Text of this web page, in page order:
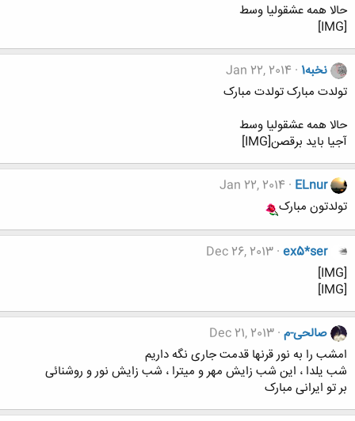
حالا همه عشقولیا وسط
[IMG]
نخبه1
Jan 22, 2014
تولدت مبارک تولدت مبارک
حالا همه عشقولیا وسط
آجیا باید برقصن[IMG]
ELnur
Jan 22, 2014
تولدتون مبارک
ex5*ser
Dec 26, 2013
[IMG]
[IMG]
صالحی-م Dec 21, 2013
امشب را به نور قرنها قدمت جاری نگه داریم
شب یلدا ، این شب زایش مهر و میترا ، شب زایش نور و روشنائی
بر تو ایرانی مبارک